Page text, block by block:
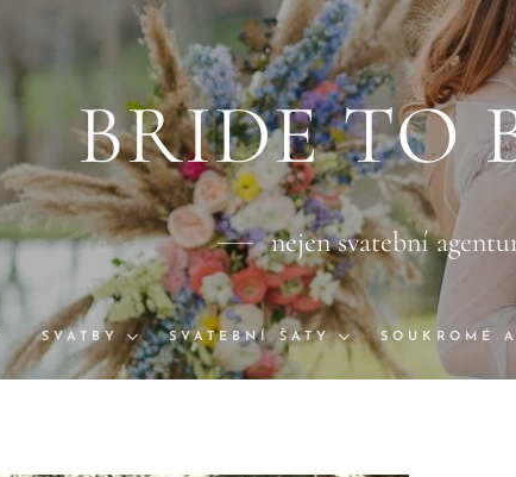
BRIDE TO
nejen svatební
SVATBY SVATEBNÍ ŠATY SOUKROMÉ